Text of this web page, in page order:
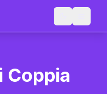
Coppia